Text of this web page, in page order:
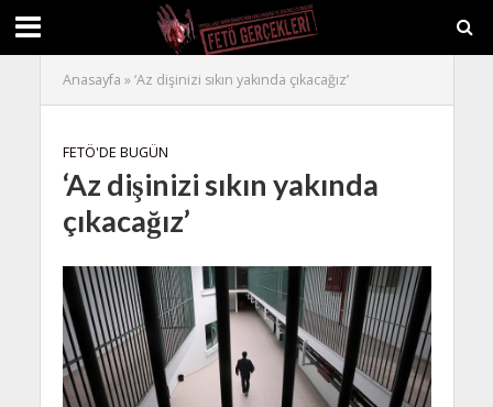
Anasayfa »‘Az dişinizi sıkın yakında çıkacağız’
FETÖ'DE BUGÜN
‘Az dişinizi sıkın yakında
çıkacağız’